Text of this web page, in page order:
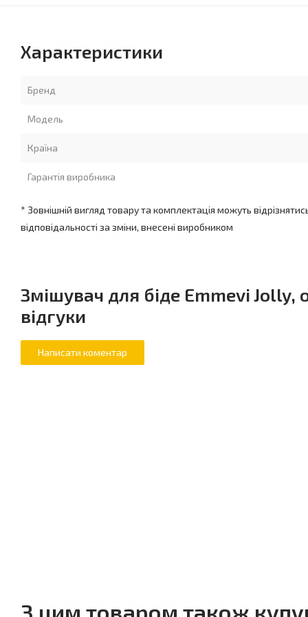
Характеристики
Бренд
Модель
Країна
Гарантія виробника
* Зовнішній вигляд товару та комплектація можуть
відповідальності за зміни, внесені виробником
Змішувач для біде Emmevi Jolly,
відгуки
З цим товаром також